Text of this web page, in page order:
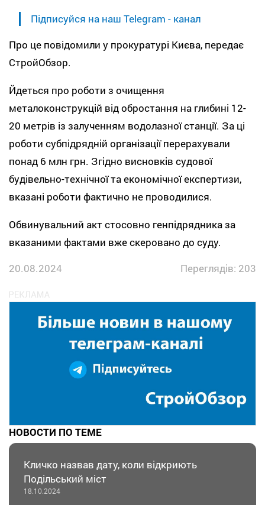
Підписуйся на наш Telegram - канал
Про це повідомили у прокуратурі Києва, передає
СтройОбзор.
Йдеться про роботи з очищення
металоконструкцій від обростання на глибині 12-
20 метрів із залученням водолазної станції. За ці
роботи субпідрядній організації перерахували
понад 6 млн грн. Згідно висновків судової
будівельно-технічної та економічної експертизи,
вказані роботи фактично не проводилися.
Обвинувальний акт стосовно генпідрядника за
вказаними фактами вже скеровано до суду.
20.08.2024
Переглядів: 203
НОВОСТИ ПО ТЕМЕ
Кличко назвав дату, коли відкриють
Подільський міст
18.10.2024